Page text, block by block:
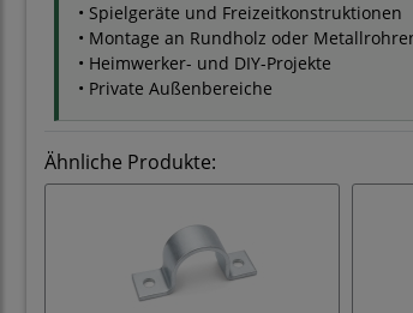
• Spielgeräte und Freizeitkonstruktionen
• Montage an Rundholz oder
• Heimwerker- und DIY-Projekte
• Private Außenbereiche
Ähnliche Produkte: